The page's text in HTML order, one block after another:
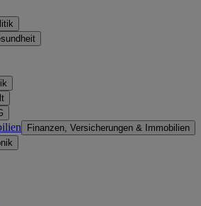
Finanzen, Versicherungen & Immobilien